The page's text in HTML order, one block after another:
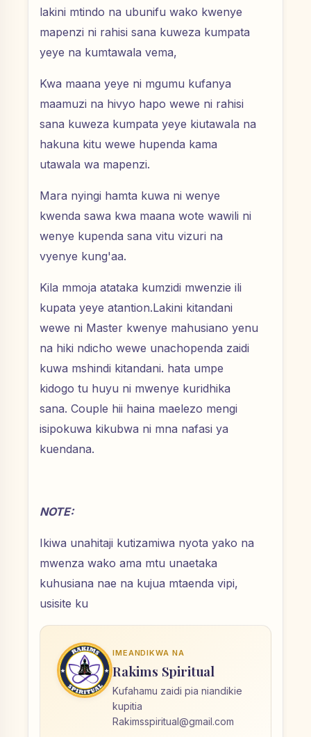
lakini mtindo na ubunifu wako kwenye
mapenzi ni rahisi sana kuweza kumpata
yeye na kumtawala vema,
Kwa maana yeye ni mgumu kufanya
maamuzi na hivyo hapo wewe ni rahisi
sana kuweza kumpata yeye kiutawala na
hakuna kitu wewe hupenda kama
utawala wa mapenzi.
Mara nyingi hamta kuwa ni wenye
kwenda sawa kwa maana wote wawili ni
wenye kupenda sana vitu vizuri na
vyenye kung'aa.
Kila mmoja atataka kumzidi mwenzie ili
kupata yeye atantion.Lakini kitandani
wewe ni Master kwenye mahusiano yenu
na hiki ndicho wewe unachopenda zaidi
kuwa mshindi kitandani. hata umpe
kidogo tu huyu ni mwenye kuridhika
sana. Couple hii haina maelezo mengi
isipokuwa kikubwa ni mna nafasi ya
kuendana.
NOTE:
Ikiwa unahitaji kutizamiwa nyota yako na
mwenza wako ama mtu unaetaka
kuhusiana nae na kujua mtaenda vipi,
usisite ku
IMEANDIKWA NA
Rakims Spiritual
Kufahamu zaidi pia niandikie
kupitia
Rakimsspiritual@gmail.com